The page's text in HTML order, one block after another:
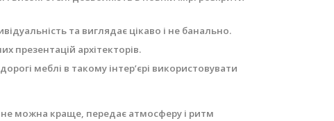
та виглядає цікаво і не банально.
презентацій архітекторів.
меблі в такому інтер’єрі використовувати
не можна краще, передає атмосферу і ритм